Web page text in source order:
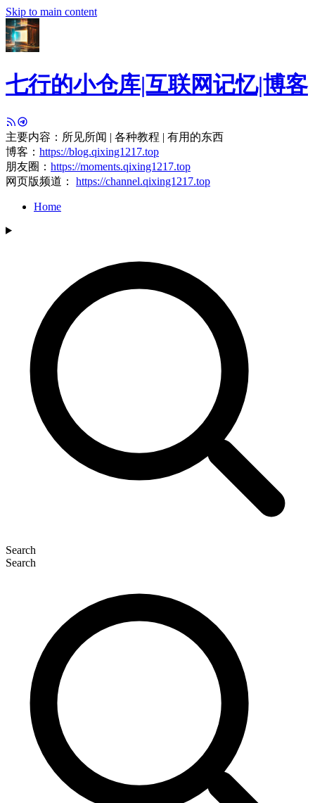
Skip to main content
七行的小仓库|互联网记忆|博客
主要内容：所见所闻 | 各种教程 | 有用的东西
博客： https://blog.qixing1217.top
朋友圈： https://moments.qixing1217.top
网页版频道： https://channel.qixing1217.top
Home
Search
Search